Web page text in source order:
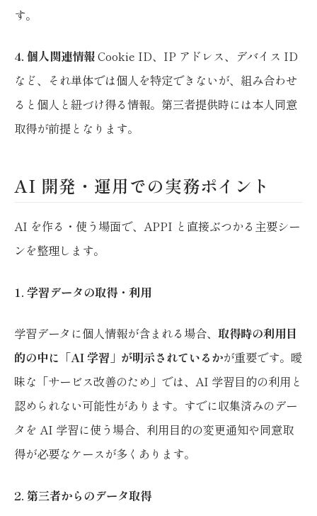
す。
4. 個人関連情報Cookie ID、IP アドレス、デバイス ID
など、それ単体では個人を特定できないが、組み合わせ
ると個人と紐づけ得る情報。第三者提供時には本人同意
取得が前提となります。
AI 開発・運用での実務ポイント
AI を作る・使う場面で、APPI と直接ぶつかる主要シー
ンを整理します。
1. 学習データの取得・利用
学習データに個人情報が含まれる場合、 取得時の利用目
的の中に「AI 学習」が明示されているかが重要です。曖
昧な「サービス改善のため」では、AI 学習目的の利用と
認められない可能性があります。すでに収集済みのデー
タを AI 学習に使う場合、利用目的の変更通知や同意取
得が必要なケースが多くあります。
2. 第三者からのデータ取得